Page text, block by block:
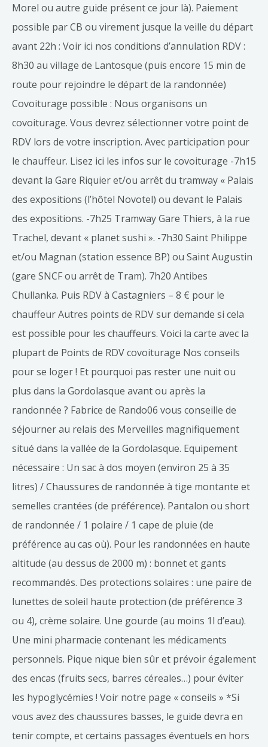
Morel ou autre guide présent ce jour là). Paiement
possible par CB ou virement jusque la veille du départ
avant 22h : Voir ici nos conditions d’annulation RDV :
8h30 au village de Lantosque (puis encore 15 min de
route pour rejoindre le départ de la randonnée)
Covoiturage possible : Nous organisons un
covoiturage. Vous devrez sélectionner votre point de
RDV lors de votre inscription. Avec participation pour
le chauffeur. Lisez ici les infos sur le covoiturage -7h15
devant la Gare Riquier et/ou arrêt du tramway « Palais
des expositions (l’hôtel Novotel) ou devant le Palais
des expositions. -7h25 Tramway Gare Thiers, à la rue
Trachel, devant « planet sushi ». -7h30 Saint Philippe
et/ou Magnan (station essence BP) ou Saint Augustin
(gare SNCF ou arrêt de Tram). 7h20 Antibes
Chullanka. Puis RDV à Castagniers – 8 € pour le
chauffeur Autres points de RDV sur demande si cela
est possible pour les chauffeurs. Voici la carte avec la
plupart de Points de RDV covoiturage Nos conseils
pour se loger ! Et pourquoi pas rester une nuit ou
plus dans la Gordolasque avant ou après la
randonnée ? Fabrice de Rando06 vous conseille de
séjourner au relais des Merveilles magnifiquement
situé dans la vallée de la Gordolasque. Equipement
nécessaire : Un sac à dos moyen (environ 25 à 35
litres) / Chaussures de randonnée à tige montante et
semelles crantées (de préférence). Pantalon ou short
de randonnée / 1 polaire / 1 cape de pluie (de
préférence au cas où). Pour les randonnées en haute
altitude (au dessus de 2000 m) : bonnet et gants
recommandés. Des protections solaires : une paire de
lunettes de soleil haute protection (de préférence 3
ou 4), crème solaire. Une gourde (au moins 1l d’eau).
Une mini pharmacie contenant les médicaments
personnels. Pique nique bien sûr et prévoir également
des encas (fruits secs, barres céreales…) pour éviter
les hypoglycémies ! Voir notre page « conseils » *Si
vous avez des chaussures basses, le guide devra en
tenir compte, et certains passages éventuels en hors